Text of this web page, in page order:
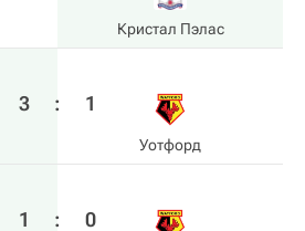
Кристал Пэлас
3 : 1
Уотфорд
1 : 0